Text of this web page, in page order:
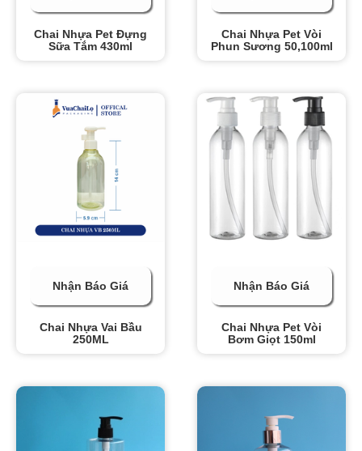
Chai Nhựa Pet Đựng
Sữa Tắm 430ml
Chai Nhựa Pet Vòi
Phun Sương 50,100ml
Nhận Báo Giá
Chai Nhựa Vai Bầu
250ML
Nhận Báo Giá
Chai Nhựa Pet Vòi
Bơm Giọt 150ml